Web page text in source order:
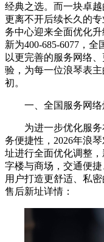
经典之选。而一块卓
更离不开后续长久的
务中心迎来全面优化
新为400-685-6077，
以更完善的服务网络
验，为每一位浪琴表
初。
一、全国服务网
为进一步优化服
务便捷性，2026年浪
址进行全面优化调整
字楼与商场，交通便
用户打造更舒适、私
售后新址详情：